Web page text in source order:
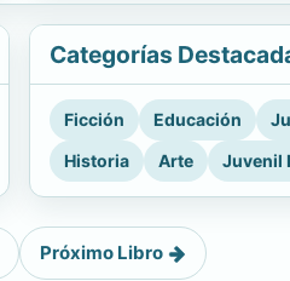
Categorías
Ficción Educación
Historia
Arte Juvenil
Próximo Libro